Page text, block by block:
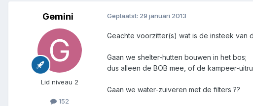
Gemini
Lid niveau 2
152
Geplaatst: 29 januari 2013
Geachte voorzitter(s) wat is de insteek van
Gaan we shelter-hutten bouwen in het bos;
dus alleen de BOB mee, of de kampeer-
Gaan we water-zuiveren met de filters ??